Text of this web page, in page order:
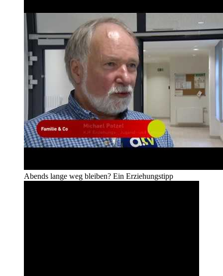
Abends lange weg bleiben? Ein Erziehungstipp